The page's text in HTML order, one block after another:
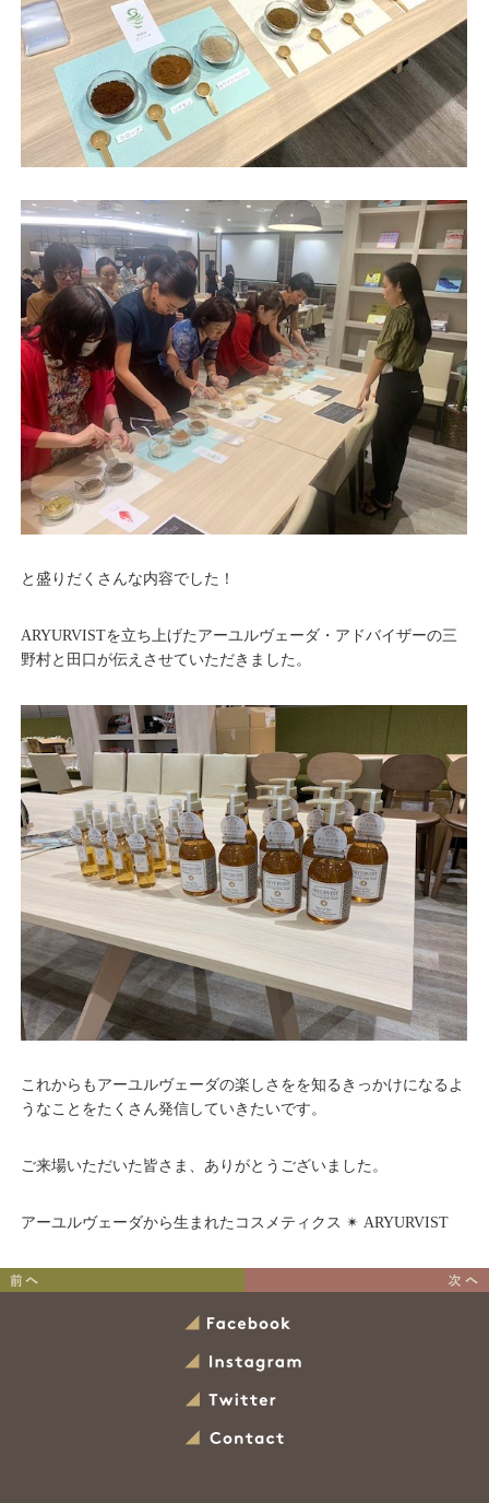
と盛りだくさんな内容でした！
ARYURVISTを立ち上げたアーユルヴェーダ・アドバイザーの三
野村と田口が伝えさせていただきました。
これからもアーユルヴェーダの楽しさをを知るきっかけになるよ
うなことをたくさん発信していきたいです。
ご来場いただいた皆さま、ありがとうございました。
アーユルヴェーダから生まれたコスメティクス ✴︎ ARYURVIST
アーユルヴェーダの健康法
Facebook
Instagram
Twitter